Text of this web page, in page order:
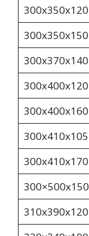
300х350х120
300х350х150
300х370х140
300х400х120
300х400х160
300х410х105
300х410х170
300×500х150
310х390х120